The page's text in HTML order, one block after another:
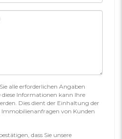
alle erforderlichen Angaben
Informationen kann Ihre
Dies dient der Einhaltung der
Immobilienanfragen von Kunden
dass Sie unsere